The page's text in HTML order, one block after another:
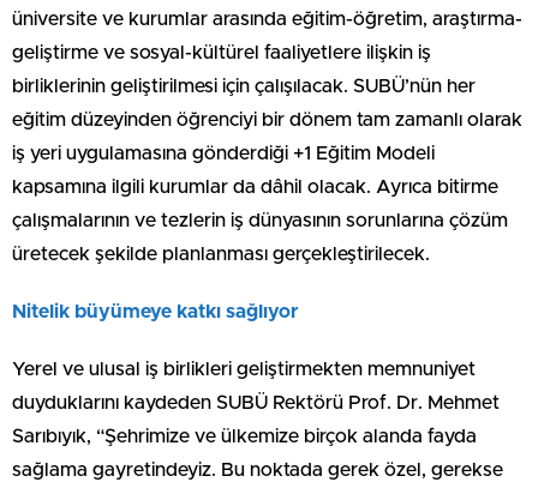
üniversite ve kurumlar arasında eğitim-öğretim, araştırma-
geliştirme ve sosyal-kültürel faaliyetlere ilişkin iş
birliklerinin geliştirilmesi için çalışılacak. SUBÜ’nün her
eğitim düzeyinden öğrenciyi bir dönem tam zamanlı olarak
iş yeri uygulamasına gönderdiği +1 Eğitim Modeli
kapsamına ilgili kurumlar da dâhil olacak. Ayrıca bitirme
çalışmalarının ve tezlerin iş dünyasının sorunlarına çözüm
üretecek şekilde planlanması gerçekleştirilecek.
Nitelik büyümeye katkı sağlıyor
Yerel ve ulusal iş birlikleri geliştirmekten memnuniyet
duyduklarını kaydeden SUBÜ Rektörü Prof. Dr. Mehmet
Sarıbıyık, “Şehrimize ve ülkemize birçok alanda fayda
sağlama gayretindeyiz. Bu noktada gerek özel, gerekse